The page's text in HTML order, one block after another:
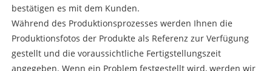
bestätigen es mit dem Kunden.
Während des Produktionsprozesses werden Ihnen die
Produktionsfotos der Produkte als Referenz zur Verfügung
gestellt und die voraussichtliche Fertigstellungszeit
angegeben. Wenn ein Problem festgestellt wird, werden wir